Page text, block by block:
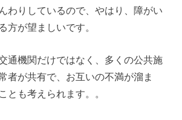
わりしているので、やはり、障がい
方が望ましいです。
通機関だけではなく、多くの公共施
者が共有で、お互いの不満が溜ま
とも考えられます。。